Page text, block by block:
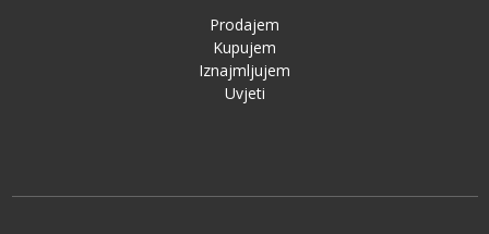
Prodajem
Kupujem
Iznajmljujem
Uvjeti